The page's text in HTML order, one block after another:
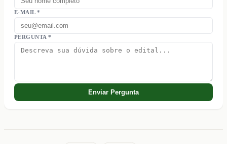
E-MAIL *
PERGUNTA *
Enviar Pergunta